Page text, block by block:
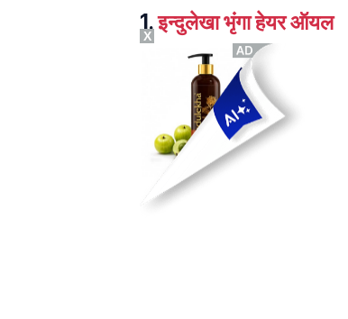
1.इन्दुलेखा भृंगा हेयर ऑयल
X